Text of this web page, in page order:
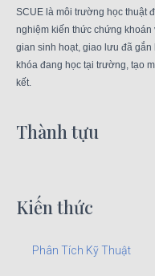
SCUE là môi trường học thuật
nghiệm kiến thức chứng khoán
gian sinh hoạt, giao lưu đã
khóa đang học tại trường, tạo
kết.
Thành tựu
Kiến thức
Phân Tích Kỹ Thuật